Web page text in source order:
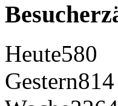
Heute580
Gestern814